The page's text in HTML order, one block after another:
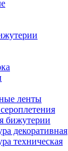
ленты
бижутерии
декоративная
техническая